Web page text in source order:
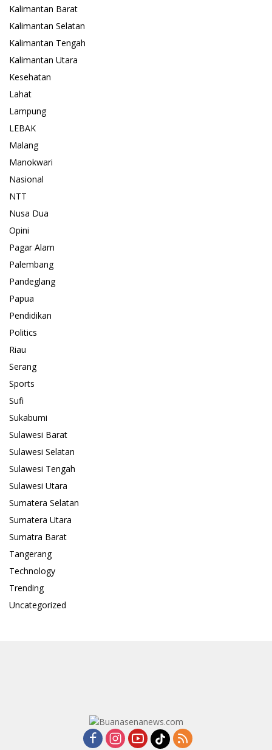
Kalimantan Barat
Kalimantan Selatan
Kalimantan Tengah
Kalimantan Utara
Kesehatan
Lahat
Lampung
LEBAK
Malang
Manokwari
Nasional
NTT
Nusa Dua
Opini
Pagar Alam
Palembang
Pandeglang
Papua
Pendidikan
Politics
Riau
Serang
Sports
Sufi
Sukabumi
Sulawesi Barat
Sulawesi Selatan
Sulawesi Tengah
Sulawesi Utara
Sumatera Selatan
Sumatera Utara
Sumatra Barat
Tangerang
Technology
Trending
Uncategorized